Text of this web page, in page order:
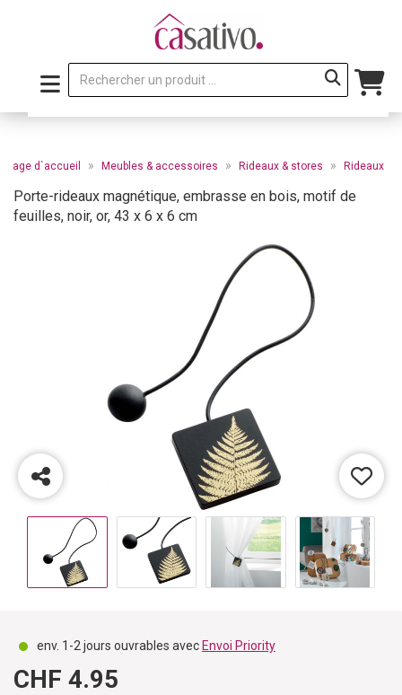
Page d`accueil » Meubles & accessoires » Rideaux & stores » Rideaux
Porte-rideaux magnétique, embrasse en bois, motif de
feuilles, noir, or, 43 x 6 x 6 cm
env. 1-2 jours ouvrables avec Envoi Priority
CHF 4.95